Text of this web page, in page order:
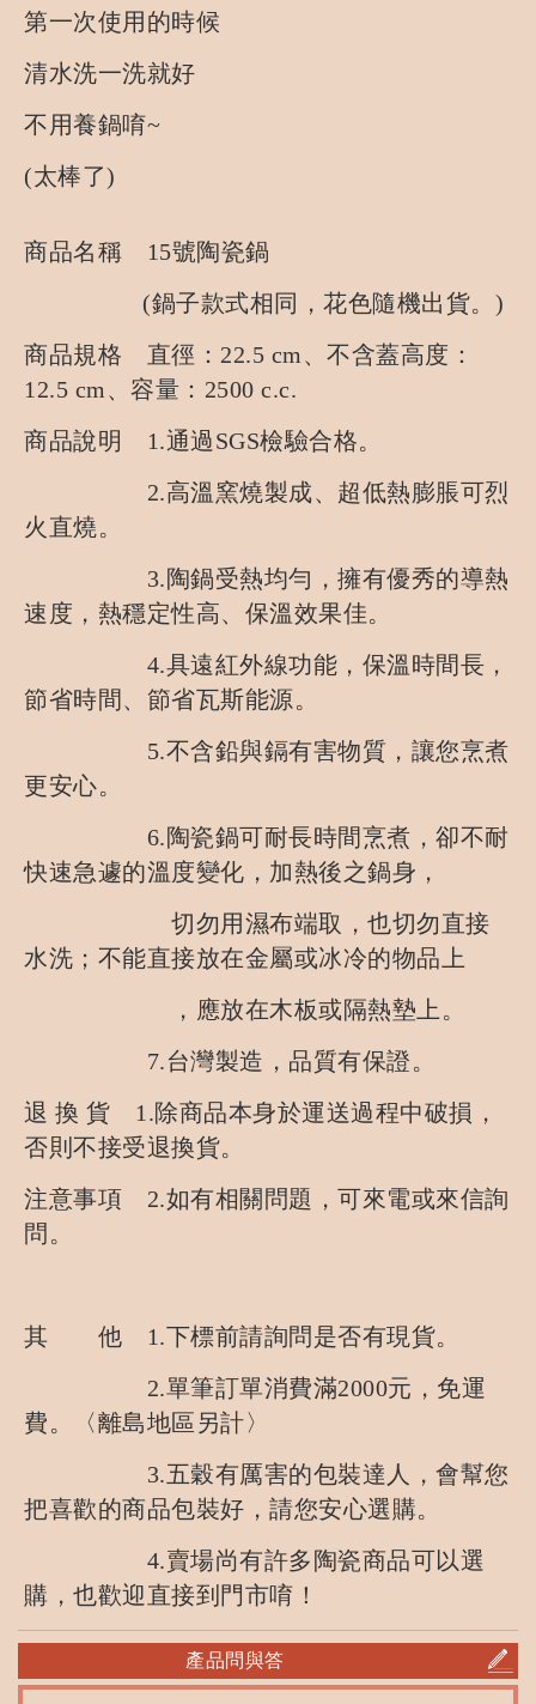
第一次使用的時候
清水洗一洗就好
不用養鍋唷~
(太棒了)
商品名稱 15號陶瓷鍋
(鍋子款式相同，花色隨機出貨。)
商品規格 直徑：22.5 cm、不含蓋高度：
12.5 cm、容量：2500 c.c.
商品說明 1.通過SGS檢驗合格。
2.高溫窯燒製成、超低熱膨脹可烈
火直燒。
3.陶鍋受熱均勻，擁有優秀的導熱
速度，熱穩定性高、保溫效果佳。
4.具遠紅外線功能，保溫時間長，
節省時間、節省瓦斯能源。
5.不含鉛與鎘有害物質，讓您烹煮
更安心。
6.陶瓷鍋可耐長時間烹煮，卻不耐
快速急遽的溫度變化，加熱後之鍋身，
切勿用濕布端取，也切勿直接
水洗；不能直接放在金屬或冰冷的物品上
，應放在木板或隔熱墊上。
7.台灣製造，品質有保證。
退 換 貨 1.除商品本身於運送過程中破損，
否則不接受退換貨。
注意事項 2.如有相關問題，可來電或來信詢
問。
其 他 1.下標前請詢問是否有現貨。
2.單筆訂單消費滿2000元，免運
費。〈離島地區另計〉
3.五穀有厲害的包裝達人，會幫您
把喜歡的商品包裝好，請您安心選購。
4.賣場尚有許多陶瓷商品可以選
購，也歡迎直接到門市唷！
產品問與答